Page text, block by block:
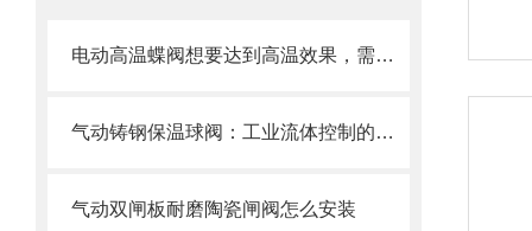
电动高温蝶阀想要达到高温效果，需要满足以下几个要求
气动铸钢保温球阀：工业流体控制的新星
气动双闸板耐磨陶瓷闸阀怎么安装